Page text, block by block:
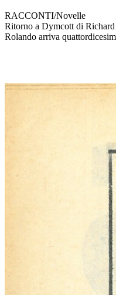
RACCONTI/Novelle
Ritorno a Dymcott di
Rolando arriva